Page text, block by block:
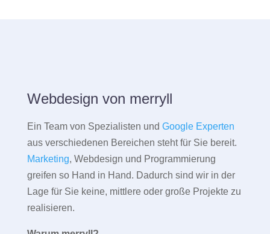
Webdesign von merryll
Ein Team von Spezialisten und Google Experten
aus verschiedenen Bereichen steht für Sie bereit.
Marketing, Webdesign und Programmierung
greifen so Hand in Hand. Dadurch sind wir in der
Lage für Sie keine, mittlere oder große Projekte zu
realisieren.